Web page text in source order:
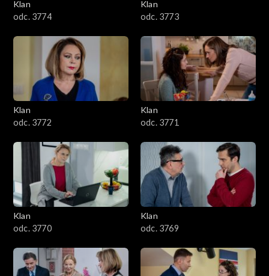
Klan
odc. 3774
Klan
odc. 3773
Klan
odc. 3772
Klan
odc. 3771
Klan
odc. 3770
Klan
odc. 3769